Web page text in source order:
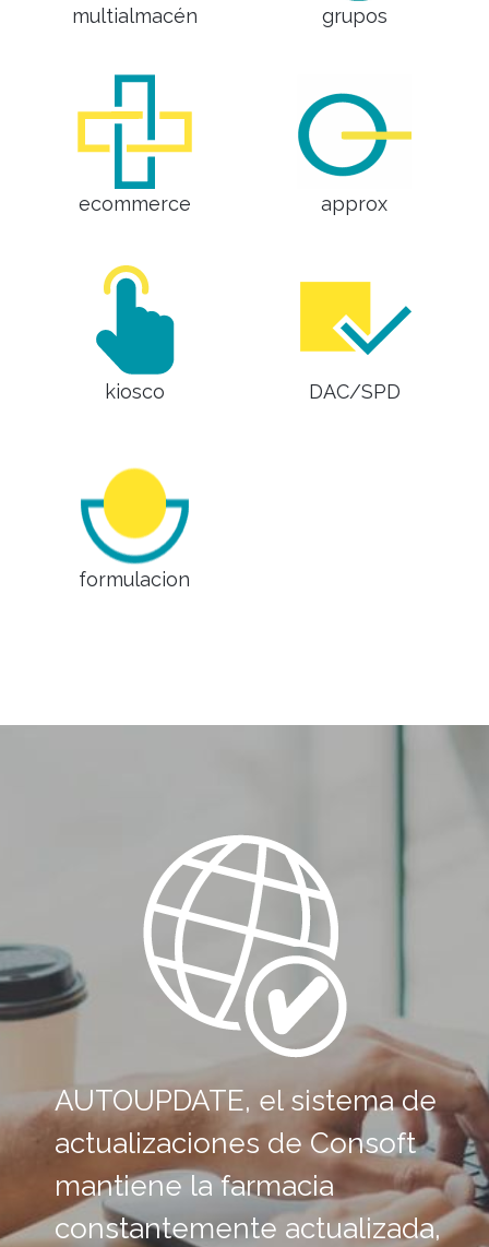
multialmacén grupos
ecommerce approx
kiosco DAC/SPD
formulacion
AUTOUPDATE, el sistema de
actualizaciones de Consoft
mantiene la farmacia
constantemente actualizada,